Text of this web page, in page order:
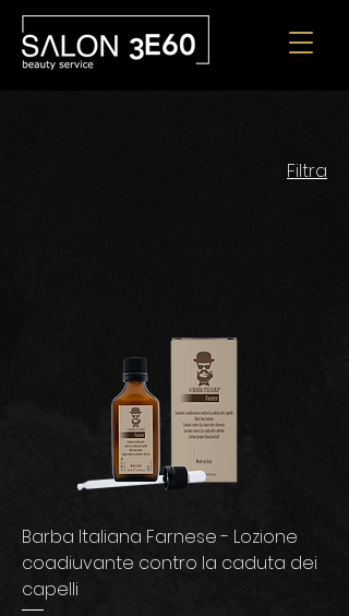
Filtra
Barba Italiana Farnese - Lozione
coadiuvante contro la caduta dei
capelli